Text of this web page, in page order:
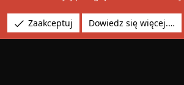
Pixel Exit
Tłumaczenie wykonane przezXboxForum.pl
via s9e/MediaSites
Zaakceptuj Dowiedz się więcej.…